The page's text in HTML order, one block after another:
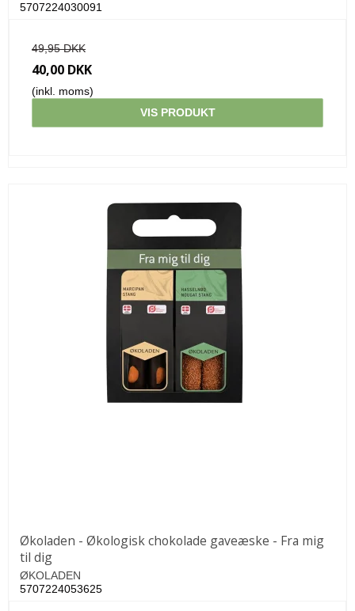
5707224030091
49,95 DKK
40,00 DKK
(inkl. moms)
VIS PRODUKT
Økoladen - Økologisk chokolade gaveæske - Fra mig
til dig
ØKOLADEN
5707224053625